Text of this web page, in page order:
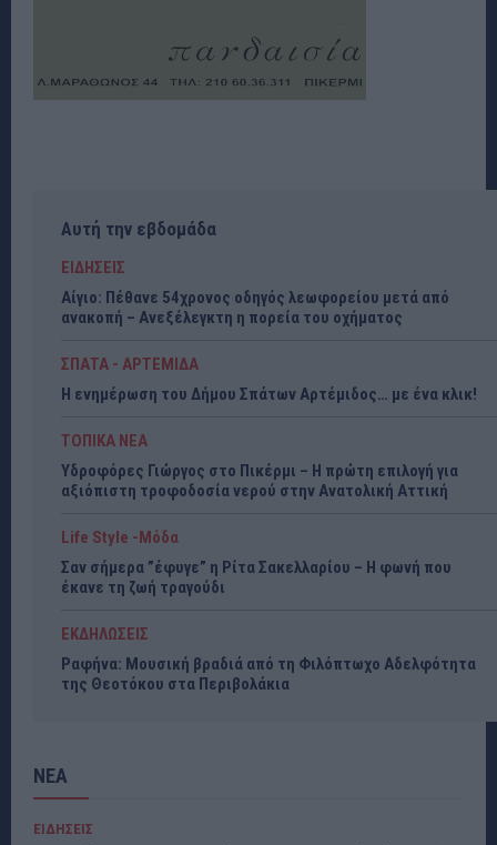
Αυτή την εβδομάδα
ΕΙΔΗΣΕΙΣ
Αίγιο: Πέθανε 54χρονος οδηγός λεωφορείου μετά από
ανακοπή – Ανεξέλεγκτη η πορεία του οχήματος
ΣΠΑΤΑ - ΑΡΤΕΜΙΔΑ
Η ενημέρωση του Δήμου Σπάτων Αρτέμιδος… με ένα κλικ!
ΤΟΠΙΚΑ ΝΕΑ
Υδροφόρες Γιώργος στο Πικέρμι – Η πρώτη επιλογή για
αξιόπιστη τροφοδοσία νερού στην Ανατολική Αττική
Life Style -Μόδα
Σαν σήμερα ”έφυγε” η Ρίτα Σακελλαρίου – Η φωνή που
έκανε τη ζωή τραγούδι
ΕΚΔΗΛΩΣΕΙΣ
Ραφήνα: Μουσική βραδιά από τη Φιλόπτωχο Αδελφότητα
της Θεοτόκου στα Περιβολάκια
ΝΕΑ
ΕΙΔΗΣΕΙΣ